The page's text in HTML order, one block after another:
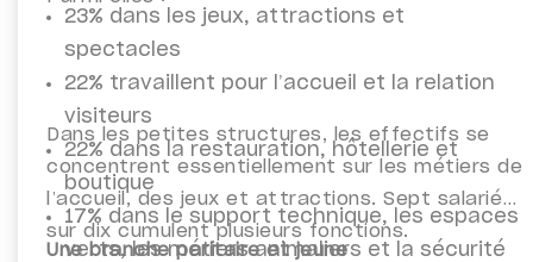
23% dans les jeux, attractions et
spectacles
22% travaillent pour l’accueil et la relation
visiteurs
22% dans la restauration, hôtellerie et
boutique
17% dans le support technique, les espaces
verts, les métiers animaliers et la sécurité
Dans les petites structures, les effectifs se
concentrent essentiellement sur les métiers de
l’accueil, des jeux et attractions. Sept salariés
sur dix cumulent plusieurs fonctions.
Une branche paritaire et jeune